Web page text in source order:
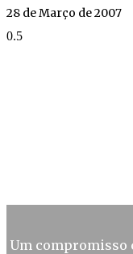
28 de Março de 2007
Um compromisso